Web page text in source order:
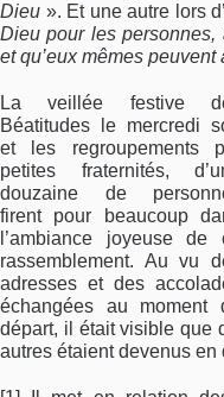
Dieu ». Et une autre lors
Dieu pour les personnes,
et qu’eux mêmes
La veillée festive
Béatitudes le mercredi
et les regroupements
petites fraternités,
douzaine de
firent pour beaucoup
l’ambiance joyeuse de
rassemblement. Au vu
adresses et des
échangées au moment
départ, il était visible que
autres étaient devenus